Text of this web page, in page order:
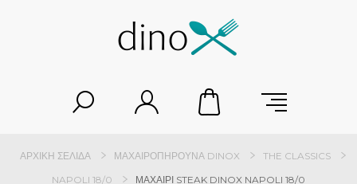
ΑΡΧΙΚΉ ΣΕΛΊΔΑ ΜΑΧΑΙΡΟΠΉΡΟΥΝΑ DINOX
THE CLASSICS
NAPOLI 18/0
ΜΑΧΑΙΡΙ STEAK DINOX NAPOLI 18/0